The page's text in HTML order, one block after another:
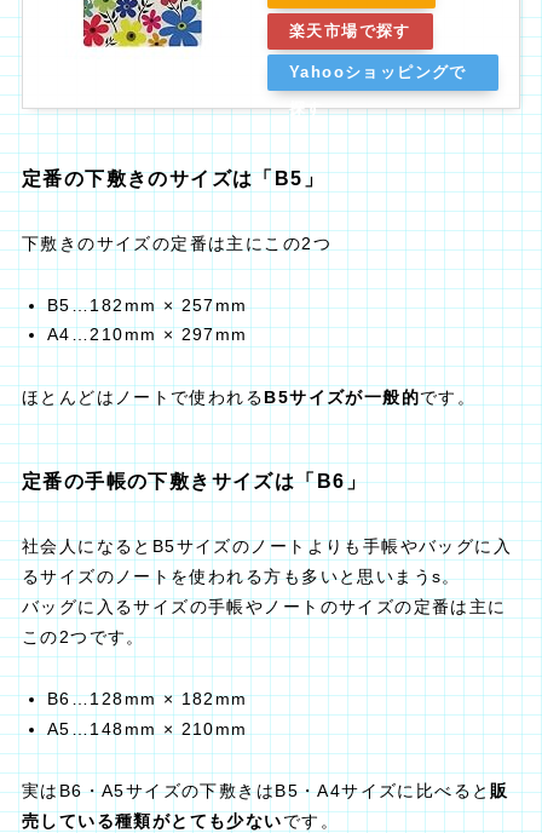
楽天市場で探す
Yahooショッピングで
探す
定番の下敷きのサイズは「B5」
下敷きのサイズの定番は主にこの2つ
B5…182mm × 257mm
A4…210mm × 297mm
ほとんどはノートで使われるB5サイズが一般的です。
定番の手帳の下敷きサイズは「B6」
社会人になるとB5サイズのノートよりも手帳やバッグに入
るサイズのノートを使われる方も多いと思いまうs。
バッグに入るサイズの手帳やノートのサイズの定番は主に
この2つです。
B6…128mm × 182mm
A5…148mm × 210mm
実はB6・A5サイズの下敷きはB5・A4サイズに比べると販
売している種類がとても少ないです。